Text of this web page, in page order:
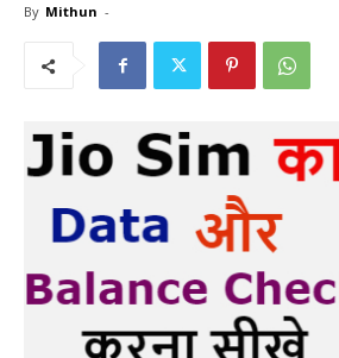
By Mithun -